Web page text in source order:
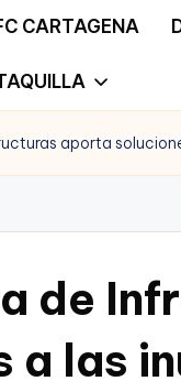
CARTAGENA
aporta
de
a las